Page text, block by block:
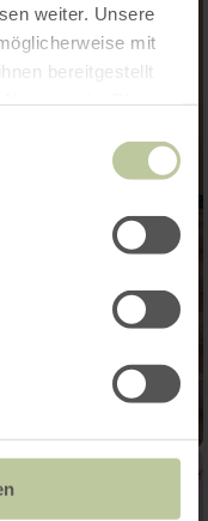
weiter. Unsere
mit
bereitgestellt